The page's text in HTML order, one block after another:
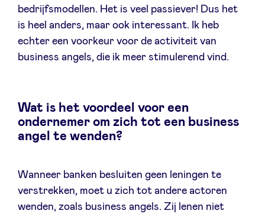
bedrijfsmodellen. Het is veel passiever! Dus het
is heel anders, maar ook interessant. Ik heb
echter een voorkeur voor de activiteit van
business angels, die ik meer stimulerend vind.
Wat is het voordeel voor een
ondernemer om zich tot een business
angel te wenden?
Wanneer banken besluiten geen leningen te
verstrekken, moet u zich tot andere actoren
wenden, zoals business angels. Zij lenen niet